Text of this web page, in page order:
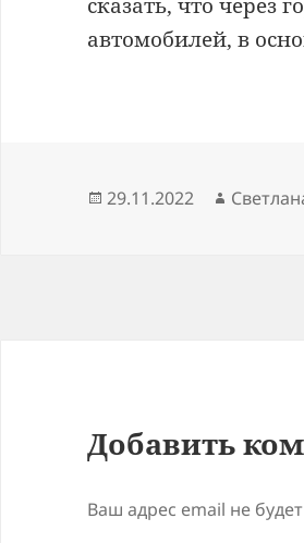
автомобилей, в
Опубликовано
29.11.2022 Автор
Добавить
Ваш адрес email не